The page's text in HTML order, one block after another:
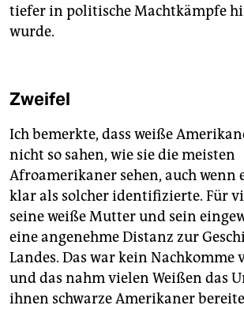
tiefer in politische Machtkämpfe
wurde.
Zweifel
Ich bemerkte, dass weiße
nicht so sahen, wie sie die meisten
Afroamerikaner sehen, auch wenn
klar als solcher identifizierte. Für
seine weiße Mutter und sein
eine angenehme Distanz zur
Landes. Das war kein Nachkomme
und das nahm vielen Weißen das
ihnen schwarze Amerikaner